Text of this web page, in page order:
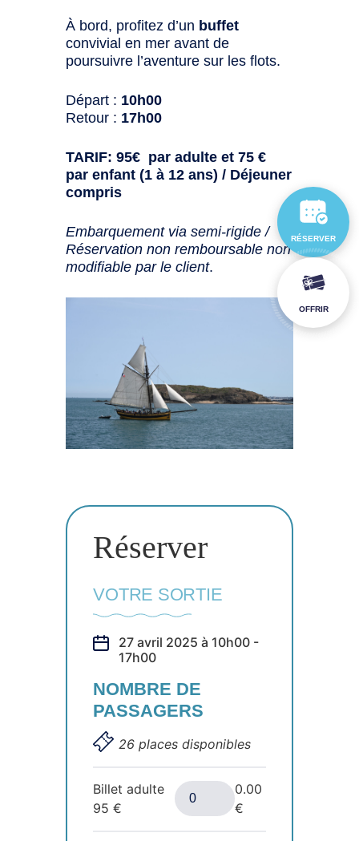
À bord, profitez d’un buffet
convivial en mer avant de
poursuivre l’aventure sur les flots.
Départ : 10h00
Retour : 17h00
TARIF: 95€ par adulte et 75 €
par enfant (1 à 12 ans) / Déjeuner
compris
Embarquement via semi-rigide /
Réservation non remboursable non
modifiable par le client.
Réserver
VOTRE SORTIE
27 avril 2025 à 10h00 -
17h00
NOMBRE DE
PASSAGERS
26 places disponibles
Billet adulte
95€
0.00
€
RÉSERVER
OFFRIR